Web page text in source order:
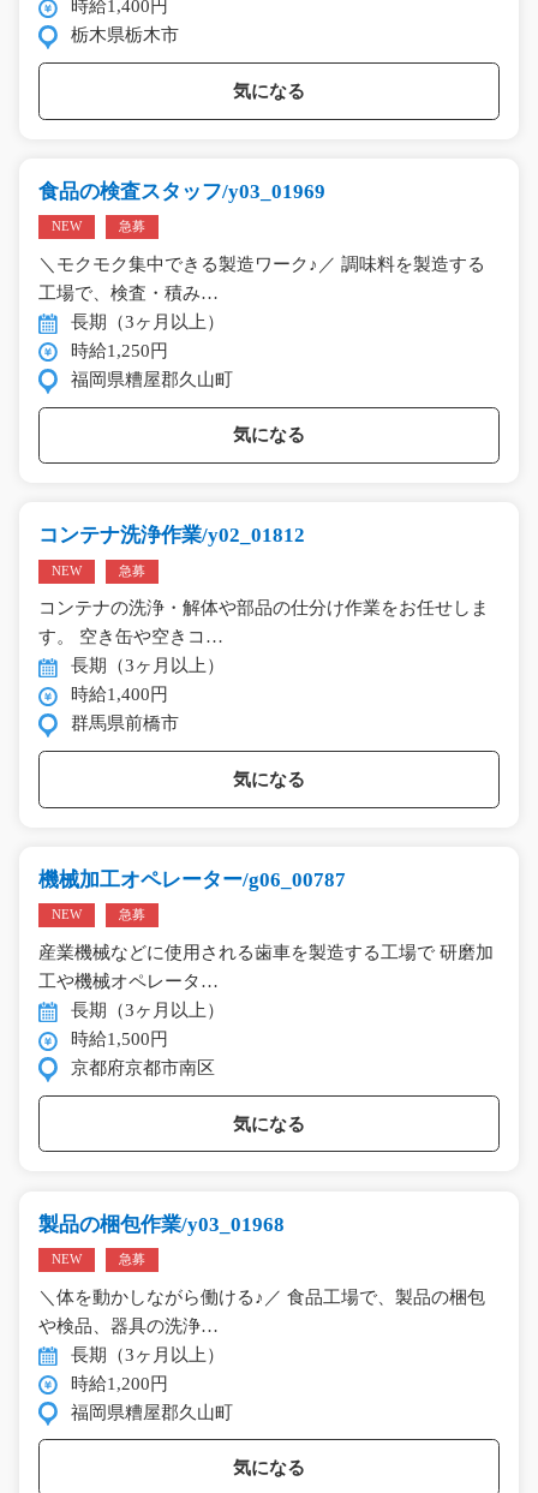
時給1,400円
栃木県栃木市
気になる
食品の検査スタッフ/y03_01969
NEW 急募
＼モクモク集中できる製造ワーク♪／ 調味料を製造する
工場で、検査・積み…
長期（3ヶ月以上）
時給1,250円
福岡県糟屋郡久山町
気になる
コンテナ洗浄作業/y02_01812
NEW 急募
コンテナの洗浄・解体や部品の仕分け作業をお任せしま
す。 空き缶や空きコ…
長期（3ヶ月以上）
時給1,400円
群馬県前橋市
気になる
機械加工オペレーター/g06_00787
NEW 急募
産業機械などに使用される歯車を製造する工場で 研磨加
工や機械オペレータ…
長期（3ヶ月以上）
時給1,500円
京都府京都市南区
気になる
製品の梱包作業/y03_01968
NEW 急募
＼体を動かしながら働ける♪／ 食品工場で、製品の梱包
や検品、器具の洗浄…
長期（3ヶ月以上）
時給1,200円
福岡県糟屋郡久山町
気になる